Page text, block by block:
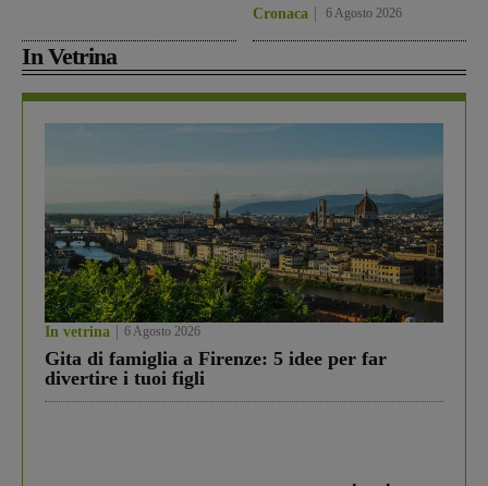
Cronaca 6 Agosto 2026
In Vetrina
In vetrina 6 Agosto 2026
Gita di famiglia a Firenze: 5 idee per far
divertire i tuoi figli